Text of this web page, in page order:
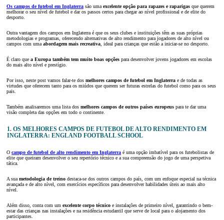
Os campos de futebol em Inglaterra são uma excelente opção para rapazes e raparigas que querem
melhorar o seu nível de futebol e dar os passos certos para chegar ao nível profissional e de elite do
desporto.
Outra vantagem dos campos em Inglaterra é que os seus clubes e instituições têm as suas próprias
metodologias e programas, oferecendo alternativas de alto rendimento para jogadores de alto nível ou
campos com uma abordagem mais recreativa , ideal para crianças que estão a iniciar-se no desporto.
É claro que a Europa também tem muito boas opções para desenvolver jovens jogadores em escolas
do mais alto nível e prestígio.
Por isso, neste post vamos falar-te dos melhores campos de futebol em Inglaterra e de todas as
virtudes que oferecem tanto para os miúdos que querem ser futuras estrelas do futebol como para os seus
pais.
Também analisaremos uma lista dos melhores campos de outros países europeus para te dar uma
visão completa das opções em todo o continente.
1. OS MELHORES CAMPOS DE FUTEBOL DE ALTO RENDIMENTO EM
INGLATERRA: ENGLAND FOOTBALL SCHOOL
O campo de futebol de alto rendimento em Inglaterra é uma opção imbatível para os futebolistas de
elite que queiram desenvolver o seu repertório técnico e a sua compreensão do jogo de uma perspetiva
tática.
A suametodologia de treino destaca-se dos outros campos do país, com um enfoque especial na técnica
avançada e de alto nível, com exercícios específicos para desenvolver habilidades úteis ao mais alto
nível.
Além disso, conta com um excelente corpo técnico e instalações de primeiro nível, garantindo o bem-
estar das crianças nas instalações e na residência estudantil que serve de local para o alojamento dos
participantes.